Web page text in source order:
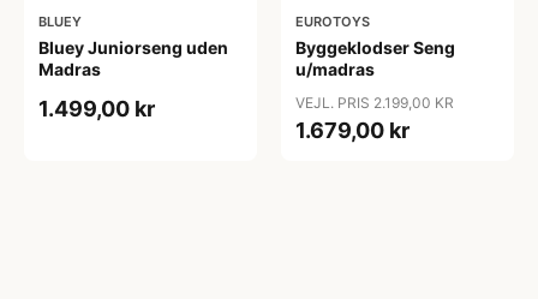
BLUEY
Bluey Juniorseng uden
Madras
1.499,00 kr
EUROTOYS
Byggeklodser Seng
u/madras
VEJL. PRIS 2.199,00 KR
1.679,00 kr